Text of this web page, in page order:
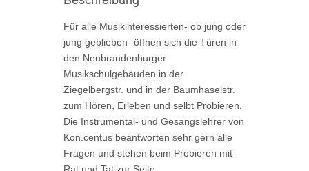
Für alle Musikinteressierten- ob jung oder
jung geblieben- öffnen sich die Türen in
den Neubrandenburger
Musikschulgebäuden in der
Ziegelbergstr. und in der Baumhaselstr.
zum Hören, Erleben und selbt Probieren.
Die Instrumental- und Gesangslehrer von
Kon.centus beantworten sehr gern alle
Fragen und stehen beim Probieren mit